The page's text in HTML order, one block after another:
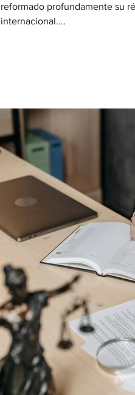
reformado profundamente su
internacional....